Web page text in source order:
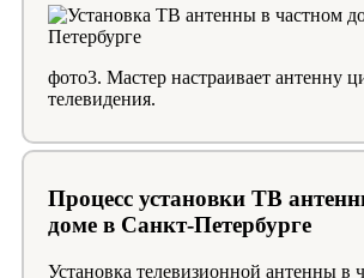
фото3. Мастер настраивает антенну
телевидения.
Процесс установки ТВ
доме в Санкт-Петербурге
Установка телевизионной антенны в